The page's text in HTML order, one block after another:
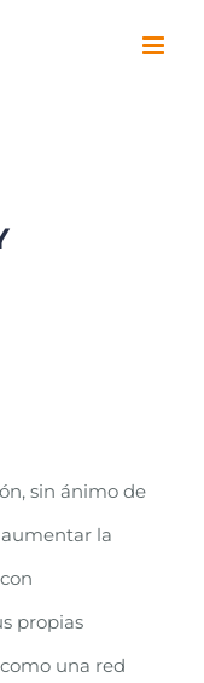
sin ánimo de
la
propias
una red